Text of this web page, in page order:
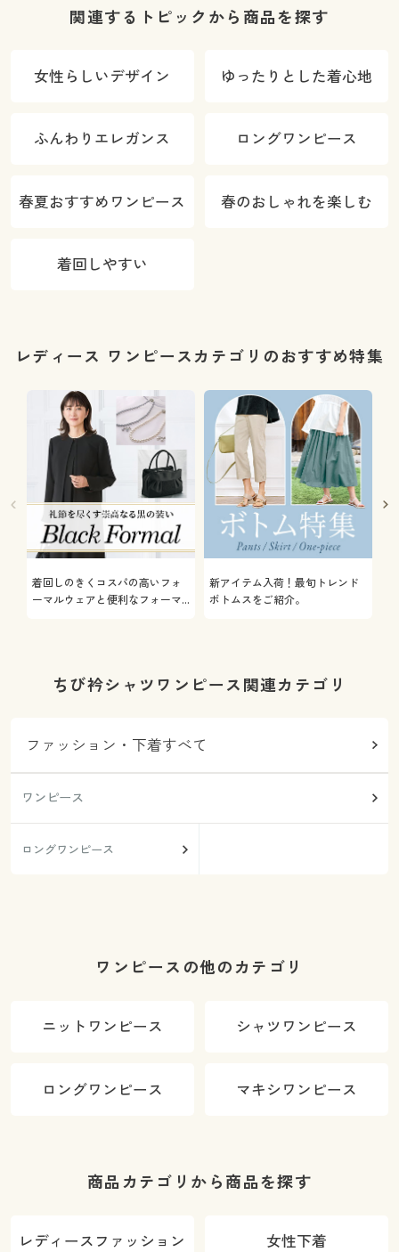
ト・速乾・洗
関連するトピックから商品を探す
女性らしいデザイン ゆったりとした着心地
ふんわりエレガンス ロングワンピース
春夏おすすめワンピース 春のおしゃれを楽しむ
着回しやすい
レディース ワンピースカテゴリのおすすめ特集
着回しのきくコスパの高いフォ
ーマルウェアと便利なフォーマ
新アイテム入荷！最旬トレンド
ボトムスをご紹介。
ちび衿シャツワンピース関連カテゴリ
ファッション・下着すべて
ワンピース
ロングワンピース
ワンピースの他のカテゴリ
ニットワンピース シャツワンピース
ロングワンピース マキシワンピース
商品カテゴリから商品を探す
レディースファッション 女性下着